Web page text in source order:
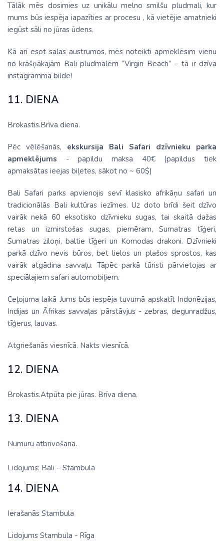
Tālāk mēs dosimies uz unikālu melno smilšu pludmali, kur
mums būs iespēja iapazīties ar procesu , kā vietējie amatnieki
iegūst sāli no jūras ūdens.
Kā arī esot salas austrumos, mēs noteikti apmeklēsim vienu
no krāšņākajām Bali pludmalēm “Virgin Beach” – tā ir dzīva
instagramma bilde!
11. DIENA
Brokastis.Brīva diena.
Pēc vēlēšanās, ekskursija Bali Safari dzīvnieku parka
apmeklējums - papildu maksa 40€ (papildus tiek
apmaksātas ieejas biļetes, sākot no ~ 60$)
Bali Safari parks apvienojis sevī klasisko afrikāņu safari un
tradicionālās Bali kultūras iezīmes. Uz doto brīdi šeit dzīvo
vairāk nekā 60 eksotisko dzīvnieku sugas, tai skaitā dažas
retas un izmirstošas sugas, piemēram, Sumatras tīģeri,
Sumatras ziloņi, baltie tīģeri un Komodas drakoni. Dzīvnieki
parkā dzīvo nevis būros, bet lielos un plašos sprostos, kas
vairāk atgādina savvaļu. Tāpēc parkā tūristi pārvietojas ar
speciālajiem safari automobiļiem.
Ceļojuma laikā Jums būs iespēja tuvumā apskatīt Indonēzijas,
Indijas un Āfrikas savvaļas pārstāvjus - zebras, degunradžus,
tīģerus, lauvas.
Atgriešanās viesnīcā. Nakts viesnīcā.
12. DIENA
Brokastis.Atpūta pie jūras. Brīva diena.
13. DIENA
Numuru atbrīvošana.
Lidojums: Bali – Stambula
14. DIENA
Ierašanās Stambula
Lidojums Stambula - Rīga